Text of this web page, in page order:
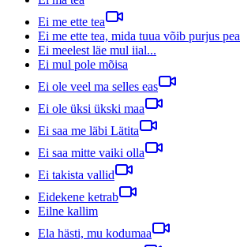
Ei me ette tea
Ei me ette tea, mida tuua võib purjus pea
Ei meelest läe mul iial...
Ei mul pole mõisa
Ei ole veel ma selles eas
Ei ole üksi ükski maa
Ei saa me läbi Lätita
Ei saa mitte vaiki olla
Ei takista vallid
Eidekene ketrab
Eilne kallim
Ela hästi, mu kodumaa